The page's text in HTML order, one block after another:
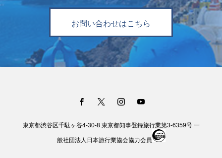
お問い合わせはこちら
東京都渋谷区千駄ヶ谷4-30-8 東京都知事登録旅行業第3-6359号 一
般社団法人日本旅行業協会協力会員